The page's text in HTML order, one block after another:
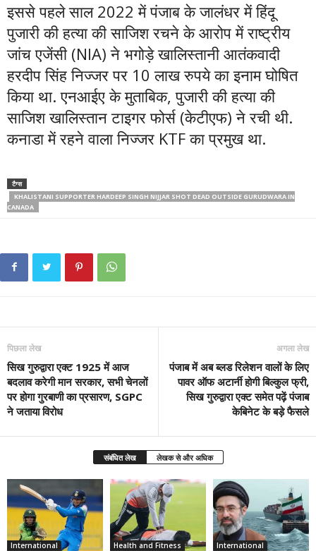
इससे पहले साल 2022 में पंजाब के जालंधर में हिंदू
पुजारी की हत्या की साजिश रचने के आरोप में राष्ट्रीय
जांच एजेंसी (NIA) ने भगोड़े खालिस्तानी आतंकवादी
हरदीप सिंह निज्जर पर 10 लाख रुपये का इनाम घोषित
किया था. एनआईए के मुताबिक, पुजारी की हत्या की
साजिश खालिस्तान टाइगर फोर्स (केटीएफ) ने रची थी.
कनाडा में रहने वाला निज्जर KTF का प्रमुख था.
टैग्स
KHALISTANI SUPPORTER HARDEEP SINGH NIJJAR SHOT DEAD OUTSIDE GURUDWARA IN
CANADA
पिछला लेख
सिख गुरुद्वारा एक्ट 1925 में आज
बदलाव करेगी मान सरकार, सभी चेनलों
पर होगा गुरबाणी का प्रसारण, SGPC
ने जताया विरोध
अगला लेख
पंजाब में अब ब्लड रिलेशन वालों के लिए
पावर ऑफ अटार्नी होगी बिल्कुल फ्री,
सिख गुरुद्वारा एक्ट समेत पढ़ें पंजाब
केबिनेट के बड़े फैसले
संबंधित लेख लेखक से और अधिक
International Health and Fitness International